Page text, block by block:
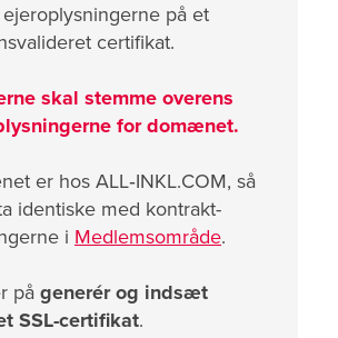
på et
certifikat.
skal stemme overens
for domænet.
er hos ALL‑INKL.COM, så
identiske med kontrakt-
i Medlemsområde.
på generér og indsæt
SSL-certifikat.